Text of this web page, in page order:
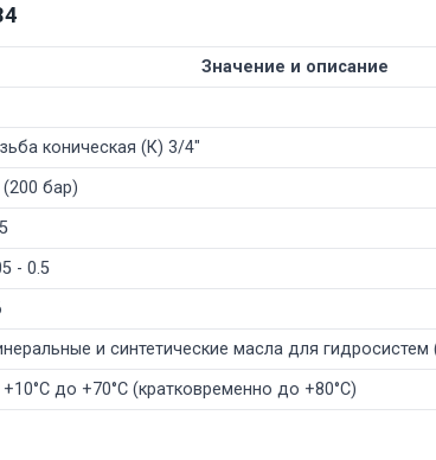
Значение и описание
коническая (К) 3/4"
(200 бар)
- 0.5
и синтетические масла для гидросистем
до +70°C (кратковременно до +80°C)